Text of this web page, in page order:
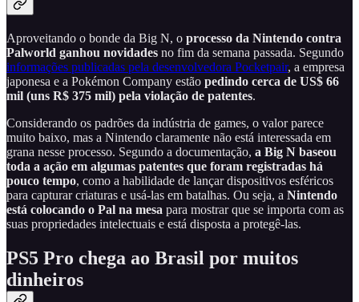
Aproveitando o bonde da Big N, o processo da Nintendo contra
Palworld ganhou novidades no fim da semana passada. Segundo
informações publicadas pela desenvolvedora Pocketpair, a empresa
japonesa e a Pokémon Company estão pedindo cerca de US$ 66
mil (uns R$ 375 mil) pela violação de patentes.
Considerando os padrões da indústria de games, o valor parece
muito baixo, mas a Nintendo claramente não está interessada em
grana nesse processo. Segundo a documentação, a Big N baseou
toda a ação em algumas patentes que foram registradas há
pouco tempo, como a habilidade de lançar dispositivos esféricos
para capturar criaturas e usá-las em batalhas. Ou seja, a Nintendo
está colocando o Pal na mesa para mostrar que se importa com as
suas propriedades intelectuais e está disposta a protegê-las.
PS5 Pro chega ao Brasil por muitos
dinheiros